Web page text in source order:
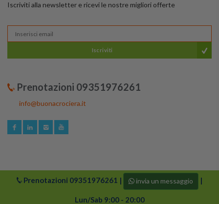
Iscriviti alla newsletter e ricevi le nostre migliori offerte
Iscriviti
Prenotazioni 09351976261
info@buonacrociera.it
© 2024 buonacrociera | Tutti i diritti riservati. Logo di
Buonacrociera e i suoi partner sono protetti da copyright.
Prenotazioni 09351976261 | invia un messaggio |
Lun/Sab 9:00 - 20:00